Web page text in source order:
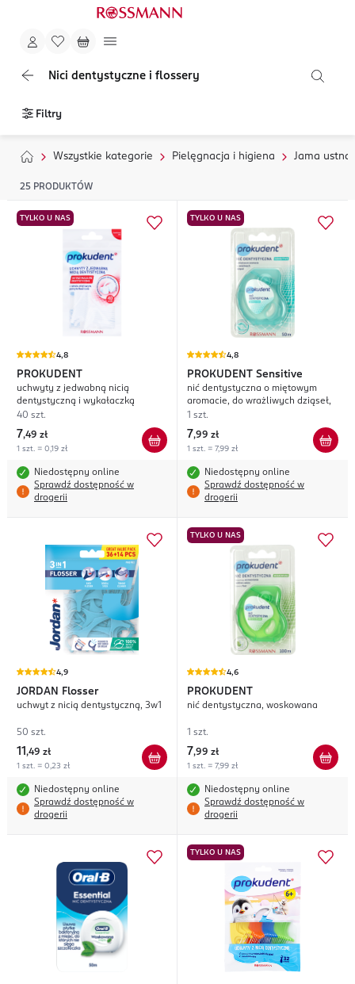
Nici dentystyczne i flossery
Filtry
Wszystkie kategorie Pielęgnacja i higiena Jama ustna
25 PRODUKTÓW
TYLKO U NAS
4,8
PROKUDENT
uchwyty z jedwabną nicią
dentystyczną i wykałaczką
40 szt.
7,49 zł
1 szt. = 0,19 zł
Niedostępny online
Sprawdź dostępność w
drogerii
TYLKO U NAS
4,8
PROKUDENT Sensitive
nić dentystyczna o miętowym
aromacie, do wrażliwych dziąseł,
1 szt.
7,99 zł
1 szt. = 7,99 zł
Niedostępny online
Sprawdź dostępność w
drogerii
4,9
JORDAN Flosser
uchwyt z nicią dentystyczną, 3w1
50 szt.
11 ,49 zł
1 szt. = 0,23 zł
Niedostępny online
Sprawdź dostępność w
drogerii
TYLKO U NAS
4,6
PROKUDENT
nić dentystyczna, woskowana
1 szt.
7,99 zł
1 szt. = 7,99 zł
Niedostępny online
Sprawdź dostępność w
drogerii
TYLKO U NAS